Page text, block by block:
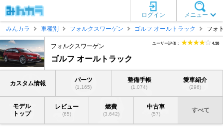
メニュー
ログイン
みんカラ
車種別 フォルクスワーゲン ゴルフ オールトラック フォ
フォルクスワーゲン
ゴルフ オールトラック
ユーザー評価： 4.38
カスタム情報 パーツ
(1,165)
整備手帳
(1,074)
愛車紹介
(296)
モデル
トップ
レビュー
(65)
燃費
(3,642)
中古車
(57)
すべて